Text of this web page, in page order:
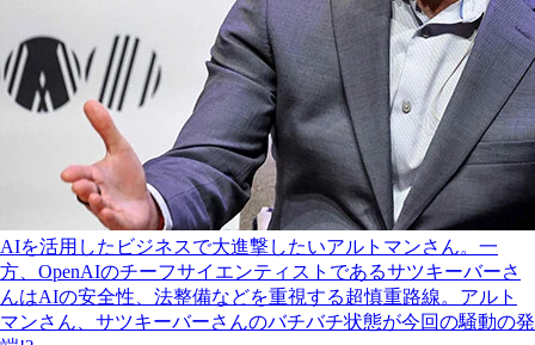
AIを活用したビジネスで大進撃したいアルトマンさん。一
方、OpenAIのチーフサイエンティストであるサツキーバーさ
んはAIの安全性、法整備などを重視する超慎重路線。アルト
マンさん、サツキーバーさんのバチバチ状態が今回の騒動の発